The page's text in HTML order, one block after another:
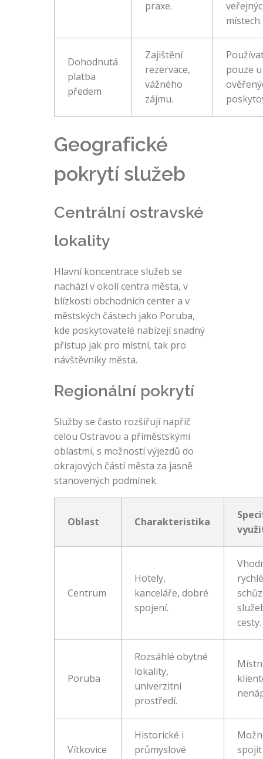
praxe.
místech.
Dohodnutá
platba
předem
Zajištění
rezervace,
vážného
zájmu.
pouze u
Geografické
pokrytí služeb
Centrální ostravské
lokality
Hlavní koncentrace služeb se
nachází v okolí centra města, v
blízkosti obchodních center a v
městských částech jako Poruba,
kde poskytovatelé nabízejí snadný
přístup jak pro místní, tak pro
návštěvníky města.
Regionální pokrytí
Služby se často rozšiřují napříč
celou Ostravou a příměstskými
oblastmi, s možností výjezdů do
okrajových částí města za jasně
stanovených podmínek.
Oblast Charakteristika
Centrum
Hotely,
kanceláře, dobré
spojení.
cesty.
Poruba
Rozsáhlé obytné
lokality,
univerzitní
prostředí.
Vítkovice
Historické i
průmyslové